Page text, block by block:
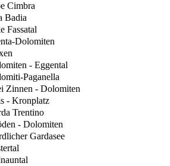
Cimbra
Badia
Fassatal
Dolomiten
- Eggental
Paganella
Zinnen - Dolomiten
- Kronplatz
Trentino
- Dolomiten
Gardasee